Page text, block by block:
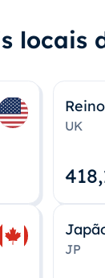
locais
UK
JP